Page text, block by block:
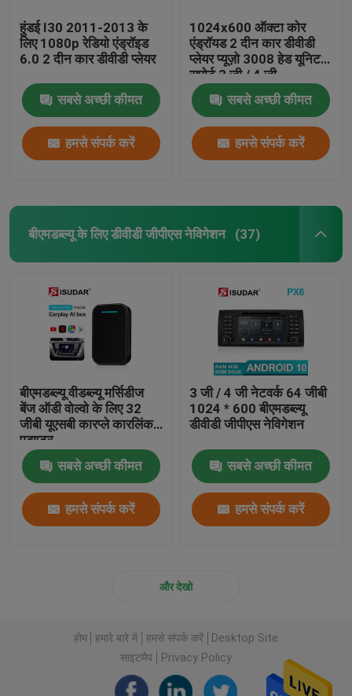
हुंडई I30 2011-2013 के
लिए 1080p रेडियो एंड्रॉइड
6.0 2 दीन कार डीवीडी प्लेयर
सबसे अच्छी कीमत
हमसे संपर्क करें
1024x600 ऑक्टा कोर
एंड्रॉयड 2 दीन कार डीवीडी
प्लेयर प्यूज़ो 3008 हेड यूनिट
सपोर्ट 3 जी / 4 जी
सबसे अच्छी कीमत
हमसे संपर्क करें
बीएमडब्ल्यू के लिए डीवीडी जीपीएस नेविगेशन (37)
बीएमडब्ल्यू वीडब्ल्यू मर्सिडीज
बेंज ऑडी वोल्वो के लिए 32
जीबी यूएसबी कारप्ले कारलिंक
एडाप्टर
सबसे अच्छी कीमत
हमसे संपर्क करें
3 जी / 4 जी नेटवर्क 64 जीबी
1024 * 600 बीएमडब्ल्यू
डीवीडी जीपीएस नेविगेशन
सबसे अच्छी कीमत
हमसे संपर्क करें
और देखो
होम हमारे बारे में हमसे संपर्क करें
Desktop Site
साइटमैप
Privacy Policy